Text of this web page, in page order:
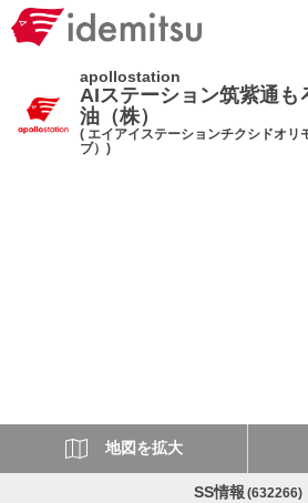
apollostation
AIステーション筑紫通も
油（株）
( エイアイステーションチクシドオリ
ブ）)
SS情報 (632266)
地図を拡大